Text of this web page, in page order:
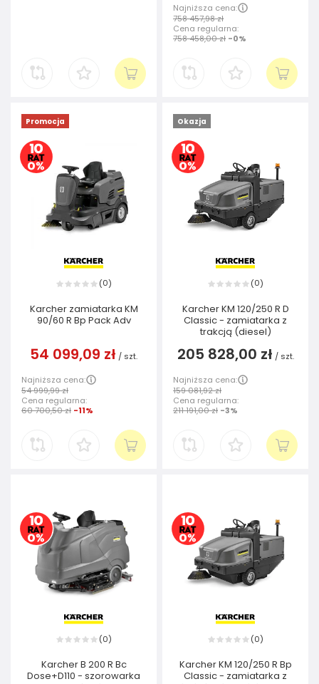
Najniższa cena:
758 457,98 zł
Cena regularna:
758 458,00 zł -0%
Promocja
(0)
Karcher zamiatarka KM
90/60 R Bp Pack Adv
54 099,09 zł / szt.
Najniższa cena:
54 999,99 zł
Cena regularna:
60 700,50 zł -11%
Okazja
(0)
Karcher KM 120/250 R D
Classic - zamiatarka z
trakcją (diesel)
205 828,00 zł / szt.
Najniższa cena:
159 081,92 zł
Cena regularna:
211 191,00 zł -3%
(0)
Karcher B 200 R Bc
Dose+D110 - szorowarka
(0)
Karcher KM 120/250 R Bp
Classic - zamiatarka z